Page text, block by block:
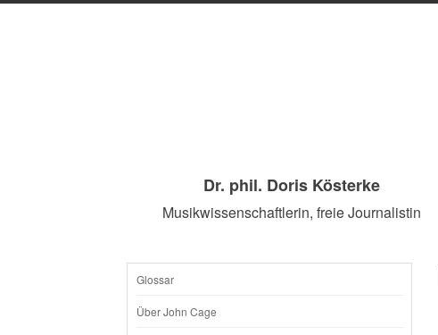
Dr. phil. Doris Kösterke
Musikwissenschaftlerin, freie Journalistin
SKIP
Glossar
Über John Cage